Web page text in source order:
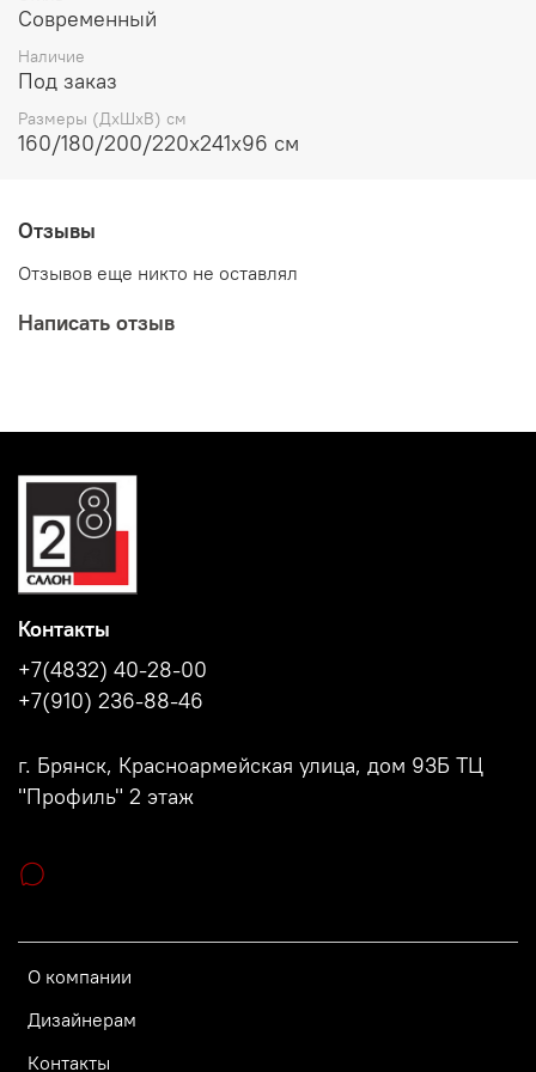
Современный
Наличие
Под заказ
Размеры (ДхШхВ) см
160/180/200/220x241x96 см
Отзывы
Отзывов еще никто не оставлял
Написать отзыв
О компании
Дизайнерам
Контакты
Контакты
+7(4832) 40-28-00
+7(910) 236-88-46
г. Брянск, Красноармейская улица, дом 93Б ТЦ
"Профиль" 2 этаж